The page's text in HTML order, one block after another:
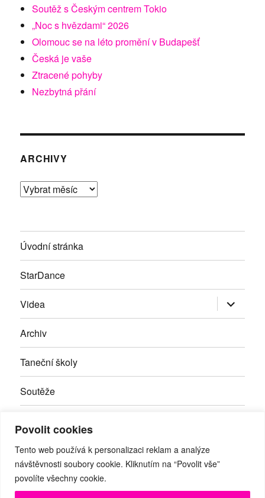
Povolit cookies
Tento web používá k personalizaci reklam a analýze
návštěvnosti soubory cookie. Kliknutím na “Povolit vše”
povolíte všechny cookie.
Soutěž s Českým centrem Tokio
„Noc s hvězdami“ 2026
Olomouc se na léto promění v Budapešť
Česká je vaše
Ztracené pohyby
Nezbytná přání
ARCHIVY
Archivy
Úvodní stránka
StarDance
Videa Zobrazit
položky
Archiv
Taneční školy
Soutěže
Kontakty
Facebook
RSS Youtube